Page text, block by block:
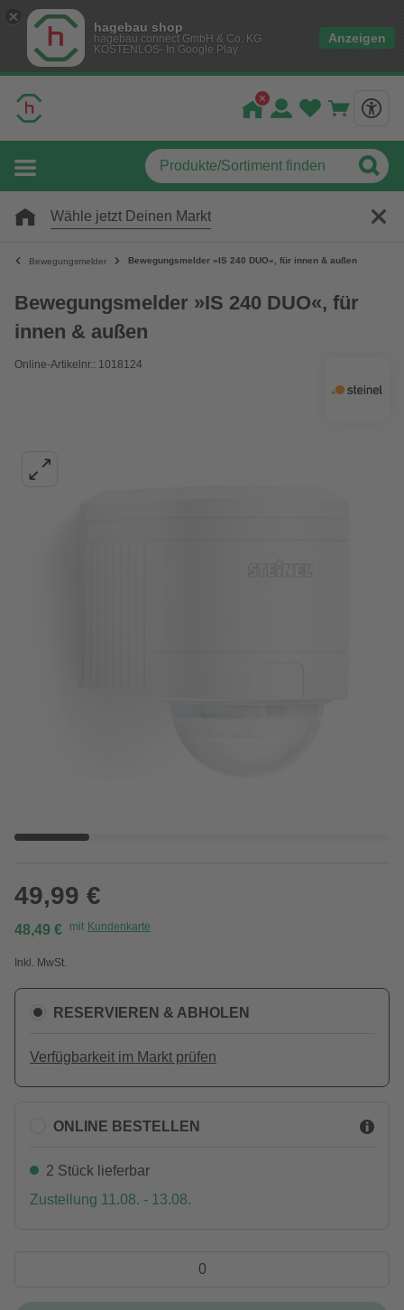
hagebau shop
hagebau connect GmbH & Co. KG
KOSTENLOS- In Google Play
Anzeigen
Wähle jetzt Deinen Markt
Bewegungsmelder Bewegungsmelder »IS 240 DUO«, für innen & außen
Bewegungsmelder »IS 240 DUO«, für
innen & außen
Online-Artikelnr.: 1018124
49,99 €
48,49 € mit Kundenkarte
Inkl. MwSt.
RESERVIEREN & ABHOLEN
Verfügbarkeit im Markt prüfen
ONLINE BESTELLEN
2 Stück lieferbar
Zustellung 11.08. - 13.08.